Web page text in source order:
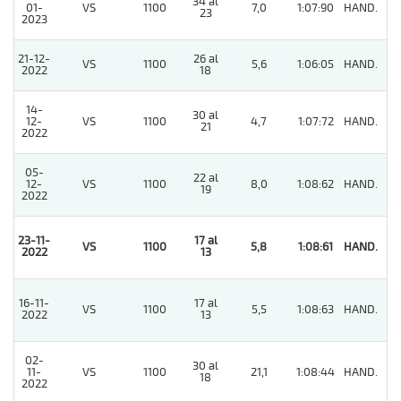
01-
2023
VS 1100
23
7,0 1:07:90 HAND.
21-12-
2022
VS 1100
26 al
18
5,6 1:06:05 HAND.
14-
12-
2022
VS 1100
30 al
21
4,7 1:07:72 HAND.
05-
12-
2022
VS 1100
22 al
19
8,0 1:08:62 HAND.
23-11-
2022
VS 1100
17 al
13
5,8 1:08:61 HAND.
16-11-
2022
VS 1100
17 al
13
5,5 1:08:63 HAND.
02-
11-
2022
VS 1100
30 al
18
21,1 1:08:44 HAND.